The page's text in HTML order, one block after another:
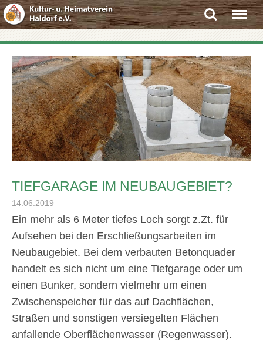
SearchMenu
TIEFGARAGE IM NEUBAUGEBIET?
14.06.2019
Ein mehr als 6 Meter tiefes Loch sorgt z.Zt. für
Aufsehen bei den Erschließungsarbeiten im
Neubaugebiet. Bei dem verbauten Betonquader
handelt es sich nicht um eine Tiefgarage oder um
einen Bunker, sondern vielmehr um einen
Zwischenspeicher für das auf Dachflächen,
Straßen und sonstigen versiegelten Flächen
anfallende Oberflächenwasser (Regenwasser).